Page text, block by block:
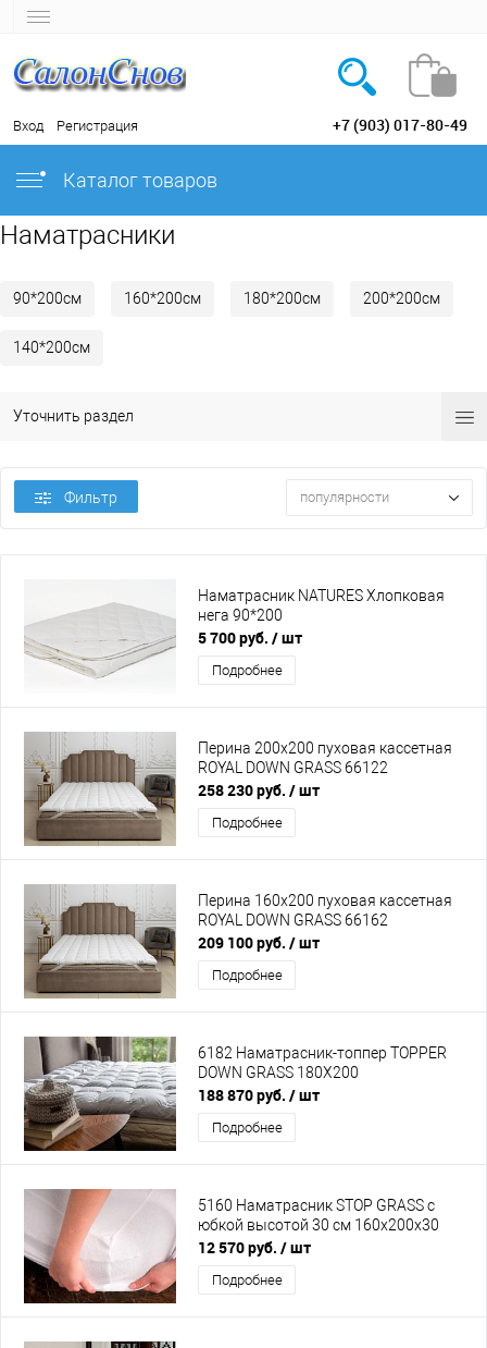
Вход Регистрация +7 (903) 017-80-49
Каталог товаров
Наматрасники
90*200см 160*200см 180*200см 200*200см
140*200см
Уточнить раздел
Фильтр популярности
Наматрасник NATURES Хлопковая
нега 90*200
5 700 руб. / шт
Подробнее
Перина 200x200 пуховая кассетная
ROYAL DOWN GRASS 66122
258 230 руб. / шт
Подробнее
Перина 160x200 пуховая кассетная
ROYAL DOWN GRASS 66162
209 100 руб. / шт
Подробнее
6182 Наматрасник-топпер TOPPER
DOWN GRASS 180Х200
188 870 руб. / шт
Подробнее
5160 Наматрасник STOP GRASS с
юбкой высотой 30 см 160х200х30
12 570 руб. / шт
Подробнее